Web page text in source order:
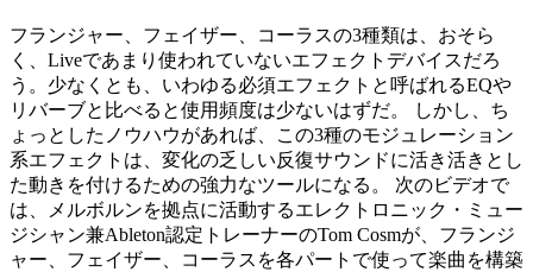
フランジャー、フェイザー、コーラスの3種類は、おそら
く、Liveであまり使われていないエフェクトデバイスだろ
う。少なくとも、いわゆる必須エフェクトと呼ばれるEQや
リバーブと比べると使用頻度は少ないはずだ。 しかし、ち
ょっとしたノウハウがあれば、この3種のモジュレーション
系エフェクトは、変化の乏しい反復サウンドに活き活きとし
た動きを付けるための強力なツールになる。 次のビデオで
は、メルボルンを拠点に活動するエレクトロニック・ミュー
ジシャン兼Ableton認定トレーナーのTom Cosmが、フランジ
ャー、フェイザー、コーラスを各パートで使って楽曲を構築